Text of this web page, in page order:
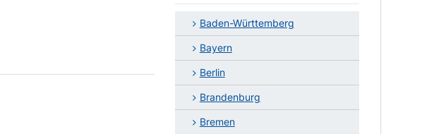
Baden-Württemberg
Bayern
Berlin
Brandenburg
Bremen